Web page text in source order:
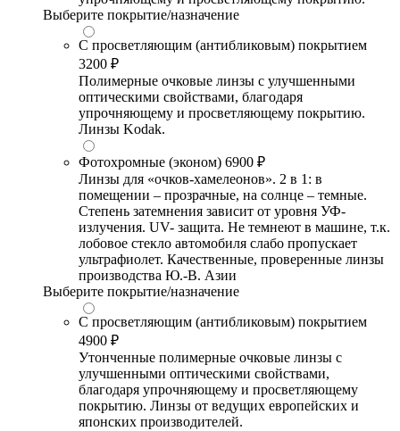
Выберите покрытие/назначение
С просветляющим (антибликовым) покрытием
3200 ₽
Полимерные очковые линзы с улучшенными
оптическими свойствами, благодаря
упрочняющему и просветляющему покрытию.
Линзы Kodak.
Фотохромные (эконом) 6900 ₽
Линзы для «очков-хамелеонов». 2 в 1: в
помещении – прозрачные, на солнце – темные.
Степень затемнения зависит от уровня УФ-
излучения. UV- защита. Не темнеют в машине, т.к.
лобовое стекло автомобиля слабо пропускает
ультрафиолет. Качественные, проверенные линзы
производства Ю.-В. Азии
Выберите покрытие/назначение
С просветляющим (антибликовым) покрытием
4900 ₽
Утонченные полимерные очковые линзы с
улучшенными оптическими свойствами,
благодаря упрочняющему и просветляющему
покрытию. Линзы от ведущих европейских и
японских производителей.